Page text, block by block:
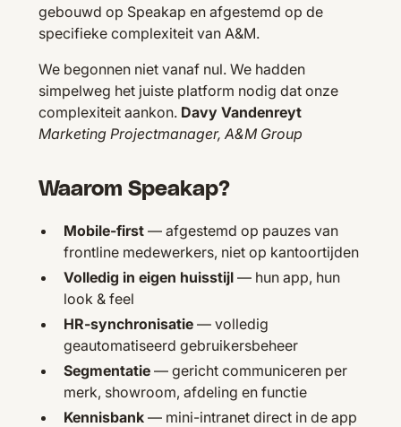
gebouwd op Speakap en afgestemd op de
specifieke complexiteit van A&M.
We begonnen niet vanaf nul. We hadden
simpelweg het juiste platform nodig dat onze
complexiteit aankon. Davy Vandenreyt
Marketing Projectmanager, A&M Group
Waarom Speakap?
Mobile-first— afgestemd op pauzes van
frontline medewerkers, niet op kantoortijden
Volledig in eigen huisstijl— hun app, hun
look & feel
HR-synchronisatie— volledig
geautomatiseerd gebruikersbeheer
Segmentatie— gericht communiceren per
merk, showroom, afdeling en functie
Kennisbank— mini-intranet direct in de app